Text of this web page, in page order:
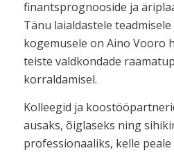
finantsprognooside ja
Tänu laialdastele
kogemusele on Aino Vooro
teiste valdkondade
korraldamisel.
Kolleegid ja
ausaks, õiglaseks ning
professionaaliks, kelle